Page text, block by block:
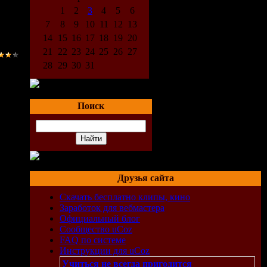
1
2 3 4 5
6
7
8 9 10 11 12
13
14
15 16 17 18 19 20
21
22 23 24 25 26 27
28 29 30 31
Поиск
Друзья сайта
Скачать бесплатно клипы, кино
Заработок для вебмастера
Официальный блог
Сообщество uCoz
FAQ по системе
Инструкции для uCoz
Учиться не всегда пригодится